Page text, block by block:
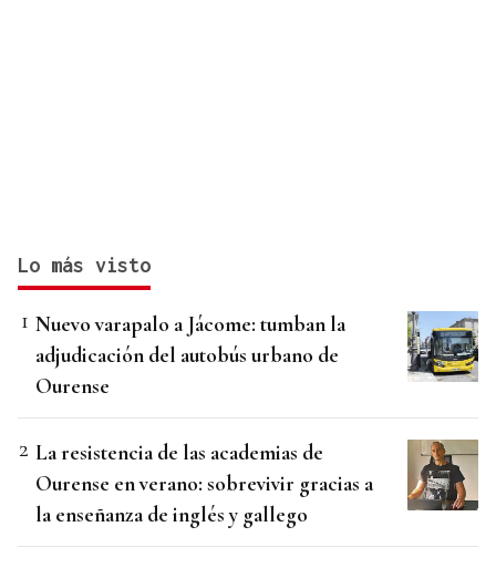
Lo más visto
Nuevo varapalo a Jácome: tumban la
adjudicación del autobús urbano de
Ourense
La resistencia de las academias de
Ourense en verano: sobrevivir gracias a
la enseñanza de inglés y gallego